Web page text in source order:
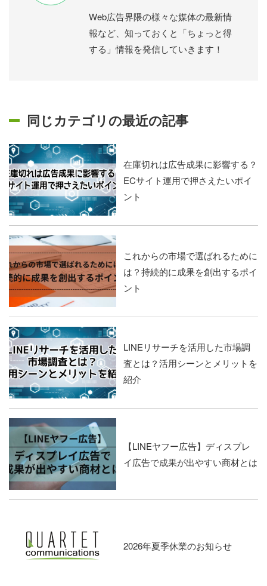
Web広告界隈の様々な媒体の最新情
報など、知っておくと「ちょっと得
する」情報を発信していきます！
同じカテゴリの最近の記事
在庫切れは広告成果に影響する？
ECサイト運用で押さえたいポイ
ント
これからの市場で選ばれるために
は？持続的に成果を創出するポイ
ント
LINEリサーチを活用した市場調
査とは？活用シーンとメリットを
紹介
【LINEヤフー広告】ディスプレ
イ広告で成果が出やすい商材とは
2026年夏季休業のお知らせ